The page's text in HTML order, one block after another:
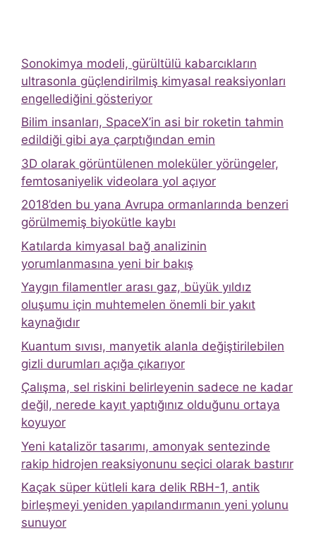
Sonokimya modeli, gürültülü kabarcıkların
ultrasonla güçlendirilmiş kimyasal reaksiyonları
engellediğini gösteriyor
Bilim insanları, SpaceX’in asi bir roketin tahmin
edildiği gibi aya çarptığından emin
3D olarak görüntülenen moleküler yörüngeler,
femtosaniyelik videolara yol açıyor
2018’den bu yana Avrupa ormanlarında benzeri
görülmemiş biyokütle kaybı
Katılarda kimyasal bağ analizinin
yorumlanmasına yeni bir bakış
Yaygın filamentler arası gaz, büyük yıldız
oluşumu için muhtemelen önemli bir yakıt
kaynağıdır
Kuantum sıvısı, manyetik alanla değiştirilebilen
gizli durumları açığa çıkarıyor
Çalışma, sel riskini belirleyenin sadece ne kadar
değil, nerede kayıt yaptığınız olduğunu ortaya
koyuyor
Yeni katalizör tasarımı, amonyak sentezinde
rakip hidrojen reaksiyonunu seçici olarak bastırır
Kaçak süper kütleli kara delik RBH-1, antik
birleşmeyi yeniden yapılandırmanın yeni yolunu
sunuyor